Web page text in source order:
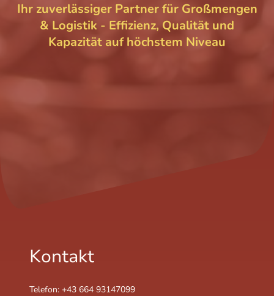
Ihr zuverlässiger Partner für Großmengen
& Logistik - Effizienz, Qualität und
Kapazität auf höchstem Niveau
Kontakt
Telefon: +43 664 93147099